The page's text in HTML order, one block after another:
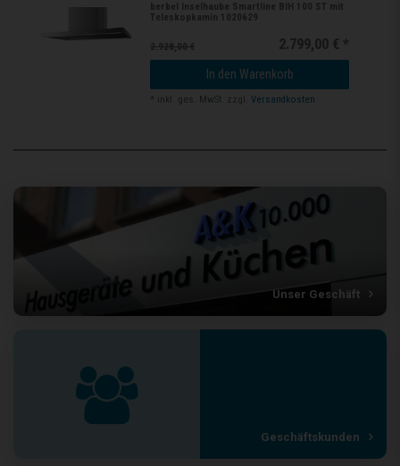
berbel Inselhaube Smartline BIH 100 ST mit
Teleskopkamin 1020629
2.928,00 € 2.799,00 € *
In den Warenkorb
* inkl. ges. MwSt. zzgl.Versandkosten
Unser Geschäft
Geschäftskunden